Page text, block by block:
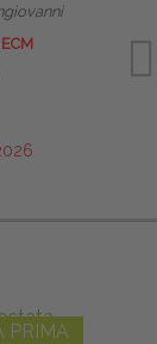
PRIMA